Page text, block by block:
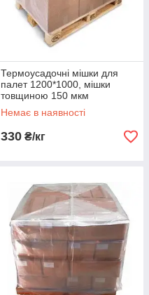
Термоусадочні мішки для
палет 1200*1000, мішки
товщиною 150 мкм
Немає в наявності
330 ₴/кг